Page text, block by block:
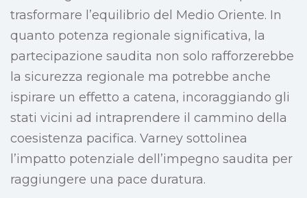
trasformare l’equilibrio del Medio Oriente. In
quanto potenza regionale significativa, la
partecipazione saudita non solo rafforzerebbe
la sicurezza regionale ma potrebbe anche
ispirare un effetto a catena, incoraggiando gli
stati vicini ad intraprendere il cammino della
coesistenza pacifica. Varney sottolinea
l’impatto potenziale dell’impegno saudita per
raggiungere una pace duratura.